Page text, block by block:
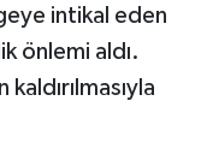
intikal eden
önlemi aldı.